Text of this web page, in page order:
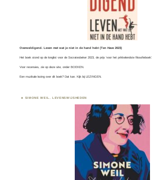
Overweldigend. Leven met wat je niet in de hand hebt (Ten Have 2023)
Het boek stond op de longlist voor deSocratesbeker 2023, de prijs ‘voor het prikkelendste filosofieboek’.
Voor recensies, zie op deze site, onderBOEKEN
Een muzikale lezing over dit boek? Dat kan. Kijk bijLEZINGEN.
SIMONE WEIL. LEVENSWIJSHEDEN